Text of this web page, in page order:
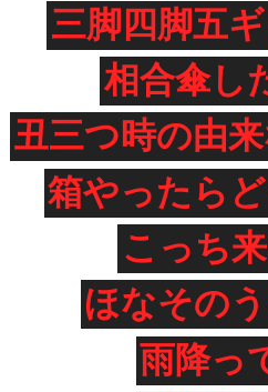
三脚四脚五
相合傘し
丑三つ時の由
箱やったら
こっち
ほなその
雨降っ